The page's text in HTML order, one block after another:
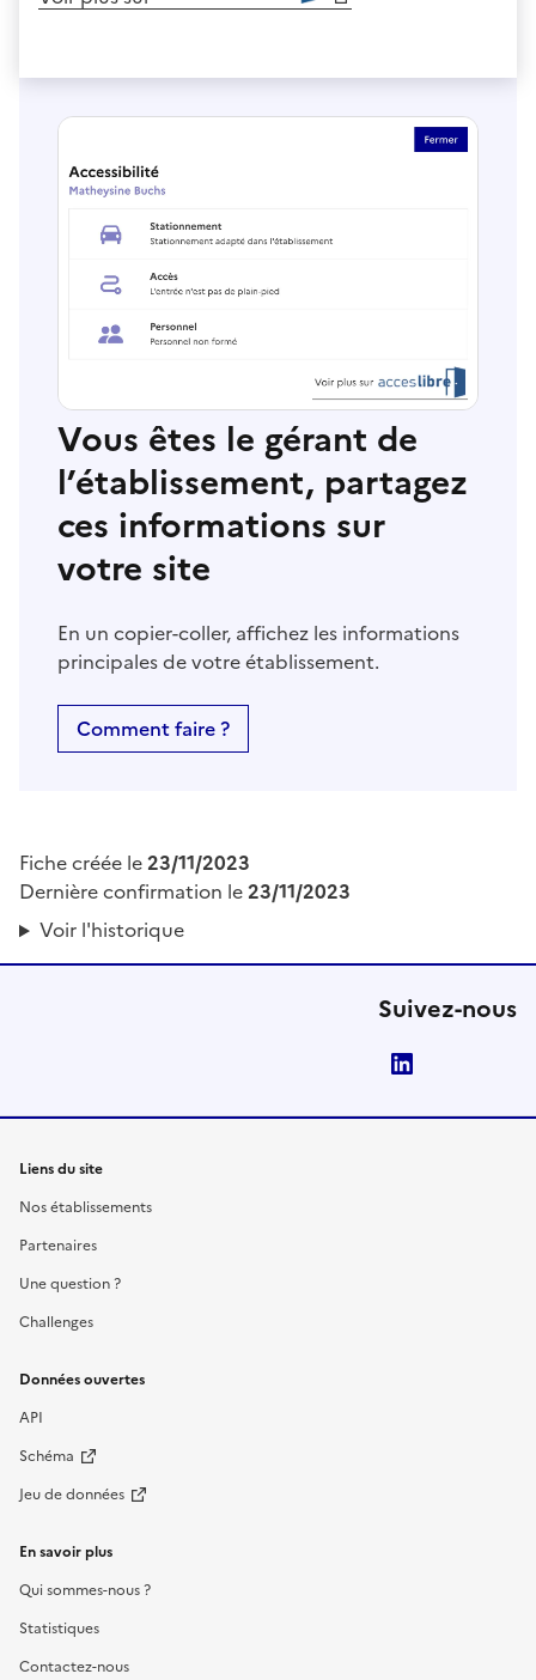
Vous êtes le gérant de
l’établissement, partagez
ces informations sur
votre site
En un copier-coller, affichez les informations
principales de votre établissement.
Comment faire ?
Fiche créée le23/11/2023
Dernière confirmation le23/11/2023
Voir l'historique
Suivez-nous
Liens du site
Nos établissements
Partenaires
Une question ?
Challenges
Données ouvertes
API
Schéma
Jeu de données
En savoir plus
Qui sommes-nous ?
Statistiques
Contactez-nous